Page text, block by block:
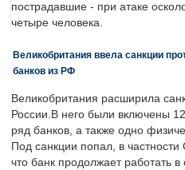
пострадавшие - при атаке
четыре человека.
Великобритания ввела санкции
банков из РФ
Великобритания расширила
России.В него были включены
ряд банков, а также одно
Под санкции попал, в
что банк продолжает работать